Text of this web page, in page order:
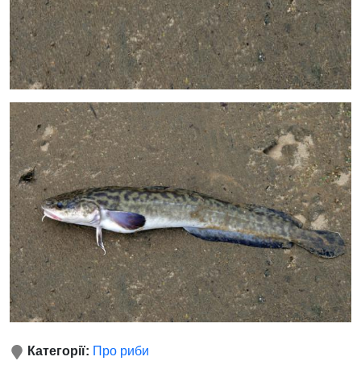
Категорії: Про риби